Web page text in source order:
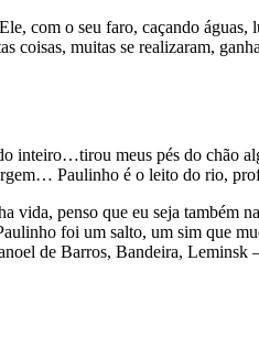
com o seu faro, caçando
coisas, muitas se realizaram,
inteiro…tirou meus pés do chão
Paulinho é o leito do rio,
vida, penso que eu seja
foi um salto, um sim que
de Barros, Bandeira, Leminsk